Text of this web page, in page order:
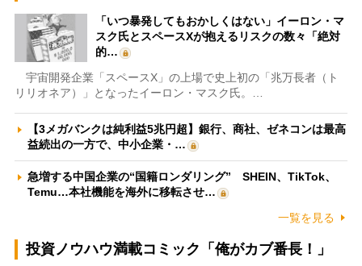
「いつ暴発してもおかしくはない」イーロン・マ
スク氏とスペースXが抱えるリスクの数々「絶対
的…
宇宙開発企業「スペースX」の上場で史上初の「兆万長者（ト
リリオネア）」となったイーロン・マスク氏。…
【3メガバンクは純利益5兆円超】銀行、商社、ゼネコンは最高
益続出の一方で、中小企業・…
急増する中国企業の“国籍ロンダリング” SHEIN、TikTok、
Temu…本社機能を海外に移転させ…
一覧を見る
投資ノウハウ満載コミック「俺がカブ番長！」